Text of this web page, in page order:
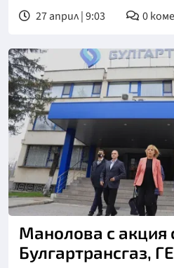
27 април | 9:03 0
Манолова с акция
Булгартрансгаз,